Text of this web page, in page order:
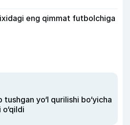
eng qimmat futbolchiga
yo‘l qurilishi bo‘yicha